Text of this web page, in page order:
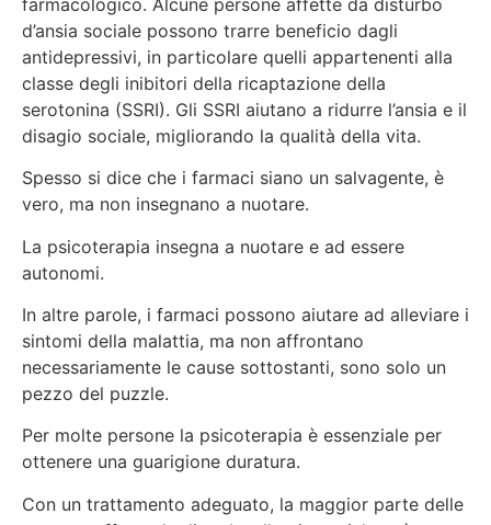
d’ansia sociale possono trarre beneficio dagli
antidepressivi, in particolare quelli appartenenti alla
classe degli inibitori della ricaptazione della
serotonina (SSRI). Gli SSRI aiutano a ridurre l’ansia e il
disagio sociale, migliorando la qualità della vita.
Spesso si dice che i farmaci siano un salvagente, è
vero, ma non insegnano a nuotare.
La psicoterapia insegna a nuotare e ad essere
autonomi.
In altre parole, i farmaci possono aiutare ad alleviare i
sintomi della malattia, ma non affrontano
necessariamente le cause sottostanti, sono solo un
pezzo del puzzle.
Per molte persone la psicoterapia è essenziale per
ottenere una guarigione duratura.
Con un trattamento adeguato, la maggior parte delle